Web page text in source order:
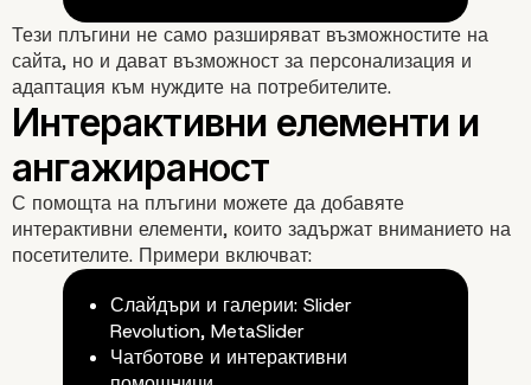
Тези плъгини не само разширяват възможностите на
сайта, но и дават възможност за персонализация и
адаптация към нуждите на потребителите.
С помощта на плъгини можете да добавяте
интерактивни елементи, които задържат вниманието на
посетителите. Примери включват:
Слайдъри и галерии: Slider
Revolution, MetaSlider
Чатботове и интерактивни